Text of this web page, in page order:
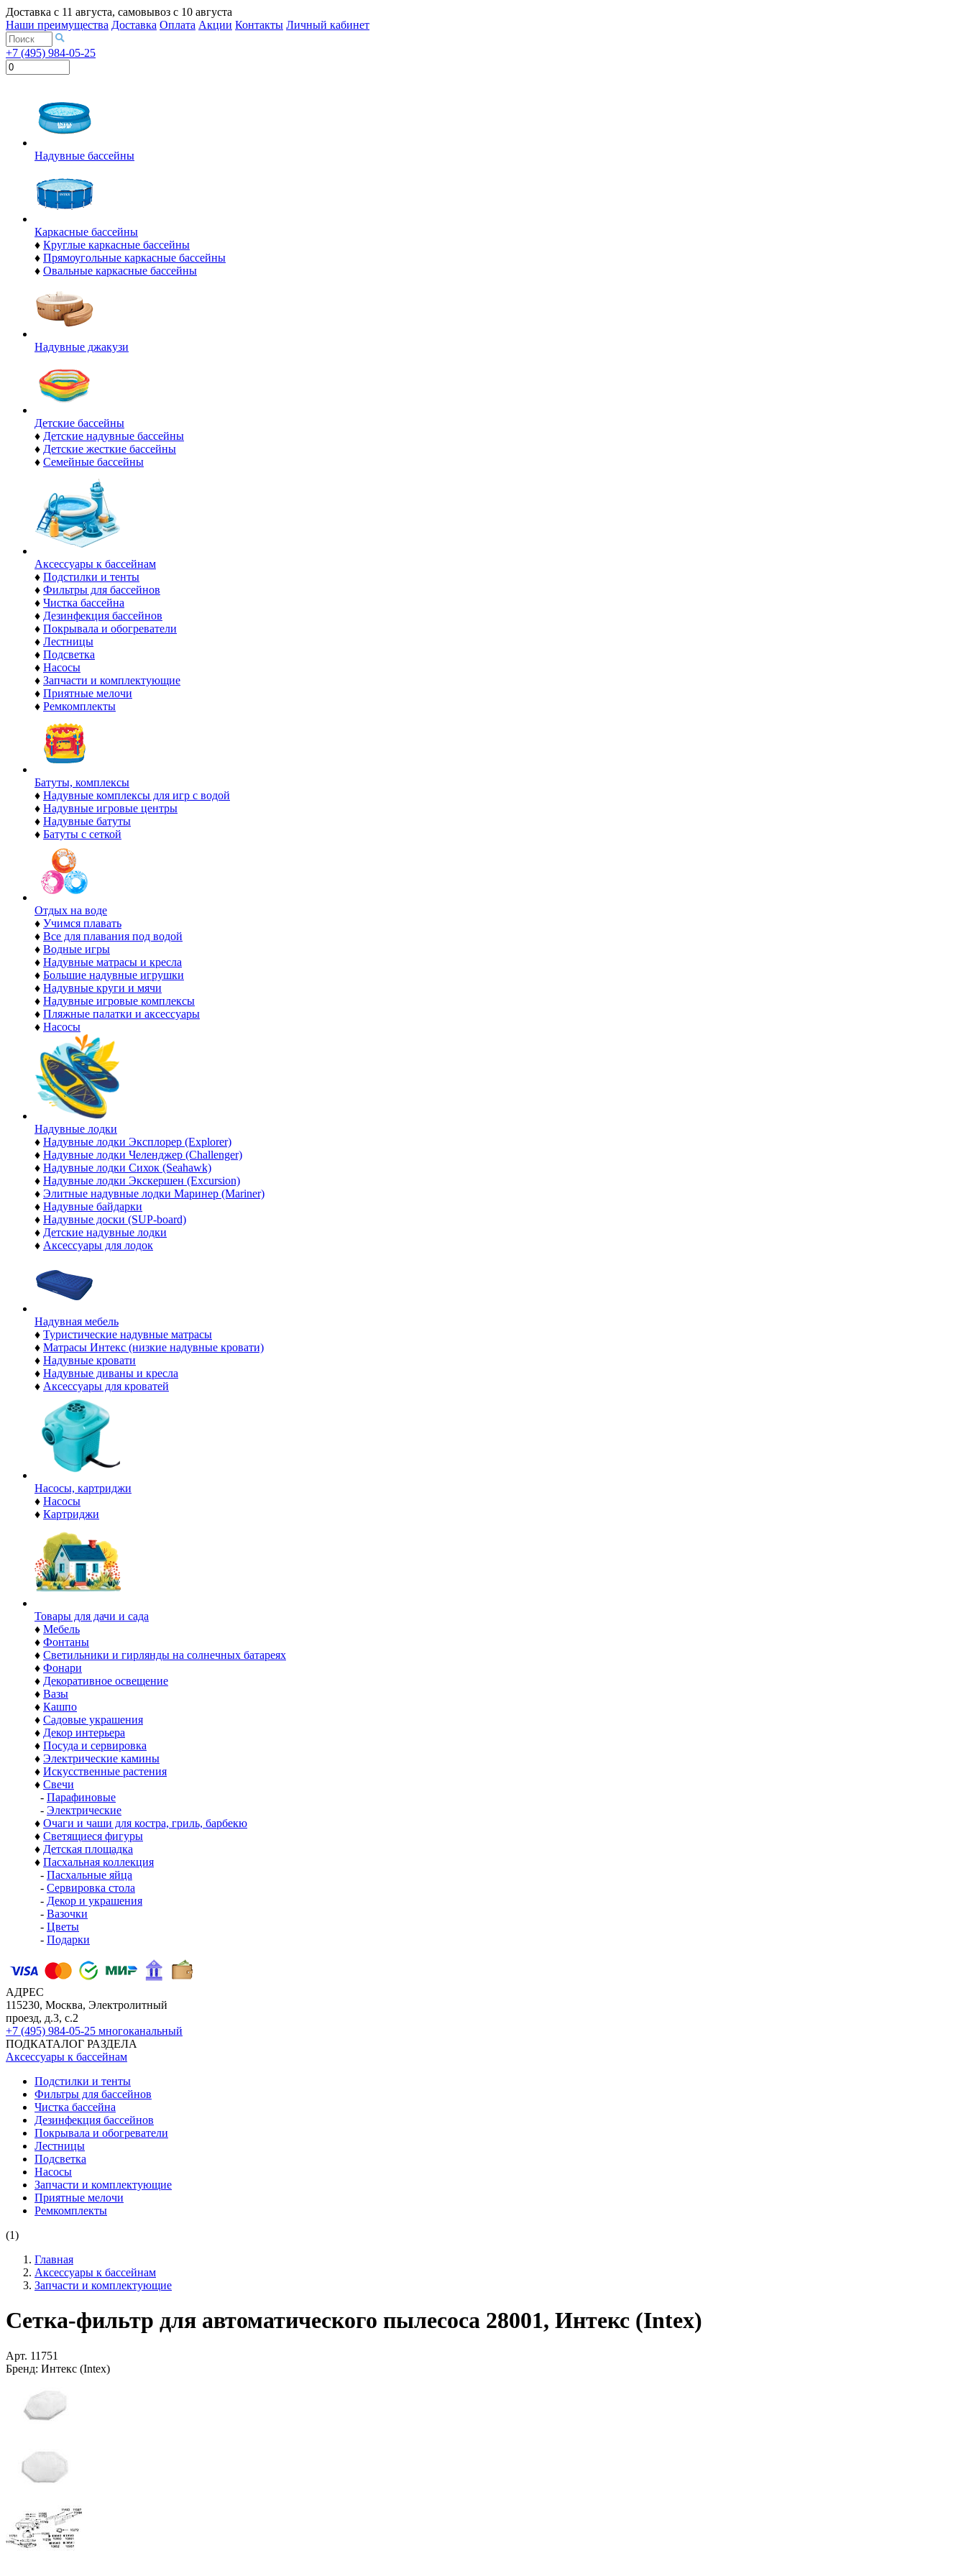
Доставка с 11 августа, самовывоз с 10 августа
Наши преимущества Доставка Оплата Акции Контакты Личный кабинет
+7 (495) 984-05-25
Надувные бассейны
Каркасные бассейны
♦ Круглые каркасные бассейны
♦ Прямоугольные каркасные бассейны
♦ Овальные каркасные бассейны
Надувные джакузи
Детские бассейны
♦ Детские надувные бассейны
♦ Детские жесткие бассейны
♦ Семейные бассейны
Аксессуары к бассейнам
♦ Подстилки и тенты
♦ Фильтры для бассейнов
♦ Чистка бассейна
♦ Дезинфекция бассейнов
♦ Покрывала и обогреватели
♦ Лестницы
♦ Подсветка
♦ Насосы
♦ Запчасти и комплектующие
♦ Приятные мелочи
♦ Ремкомплекты
Батуты, комплексы
♦ Надувные комплексы для игр с водой
♦ Надувные игровые центры
♦ Надувные батуты
♦ Батуты с сеткой
Отдых на воде
♦ Учимся плавать
♦ Все для плавания под водой
♦ Водные игры
♦ Надувные матрасы и кресла
♦ Большие надувные игрушки
♦ Надувные круги и мячи
♦ Надувные игровые комплексы
♦ Пляжные палатки и аксессуары
♦ Насосы
Надувные лодки
♦ Надувные лодки Эксплорер (Explorer)
♦ Надувные лодки Челенджер (Challenger)
♦ Надувные лодки Сихок (Seahawk)
♦ Надувные лодки Экскершен (Excursion)
♦ Элитные надувные лодки Маринер (Mariner)
♦ Надувные байдарки
♦ Надувные доски (SUP-board)
♦ Детские надувные лодки
♦ Аксессуары для лодок
Надувная мебель
♦ Туристические надувные матрасы
♦ Матрасы Интекс (низкие надувные кровати)
♦ Надувные кровати
♦ Надувные диваны и кресла
♦ Аксессуары для кроватей
Насосы, картриджи
♦ Насосы
♦ Картриджи
Товары для дачи и сада
♦ Мебель
♦ Фонтаны
♦ Светильники и гирлянды на солнечных батареях
♦ Фонари
♦ Декоративное освещение
♦ Вазы
♦ Кашпо
♦ Садовые украшения
♦ Декор интерьера
♦ Посуда и сервировка
♦ Электрические камины
♦ Искусственные растения
♦ Свечи
- Парафиновые
- Электрические
♦ Очаги и чаши для костра, гриль, барбекю
♦ Светящиеся фигуры
♦ Детская площадка
♦ Пасхальная коллекция
- Пасхальные яйца
- Сервировка стола
- Декор и украшения
- Вазочки
- Цветы
- Подарки
АДРЕС
115230, Москва, Электролитный
проезд, д.3, с.2
+7 (495) 984-05-25 многоканальный
ПОДКАТАЛОГ РАЗДЕЛА
Аксессуары к бассейнам
Подстилки и тенты
Фильтры для бассейнов
Чистка бассейна
Дезинфекция бассейнов
Покрывала и обогреватели
Лестницы
Подсветка
Насосы
Запчасти и комплектующие
Приятные мелочи
Ремкомплекты
(1)
Главная
Аксессуары к бассейнам
Запчасти и комплектующие
Сетка-фильтр для автоматического пылесоса 28001, Интекс (Intex)
Арт. 11751
Бренд: Интекс (Intex)